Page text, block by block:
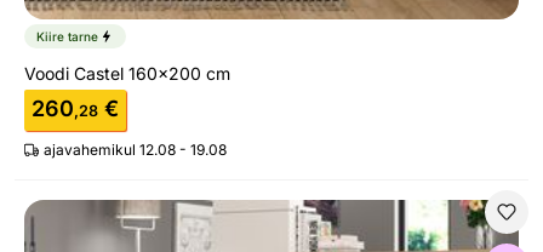
Kiire tarne
Voodi Castel 160x200 cm
260,28 €
ajavahemikul 12.08 - 19.08
Pesukastiga voodi Eden 140x200 cm